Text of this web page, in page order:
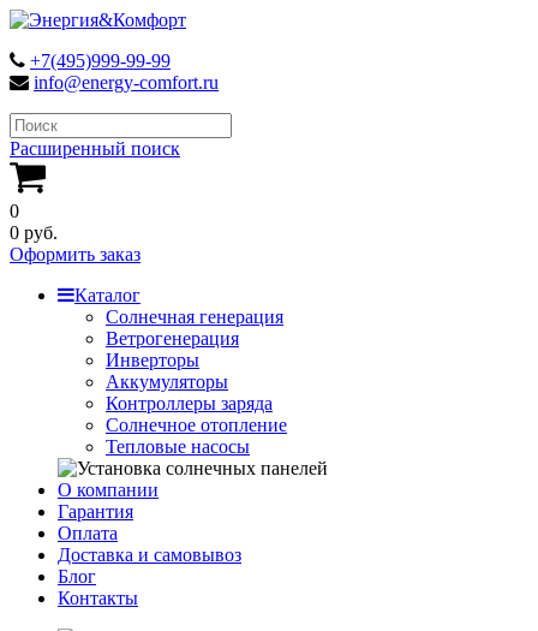
+7(495)999-99-99
info@energy-comfort.ru
Расширенный поиск
0
0 руб.
Оформить заказ
Каталог
Солнечная генерация
Ветрогенерация
Инверторы
Аккумуляторы
Контроллеры заряда
Солнечное отопление
Тепловые насосы
О компании
Гарантия
Оплата
Доставка и самовывоз
Блог
Контакты